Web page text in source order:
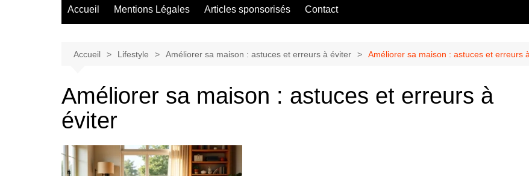
Accueil Mentions Légales Articles sponsorisés Contact
Accueil Lifestyle Améliorer sa maison : astuces et erreurs à éviter Améliorer sa maison : astuces et erreurs
Améliorer sa maison : astuces et erreurs à
éviter